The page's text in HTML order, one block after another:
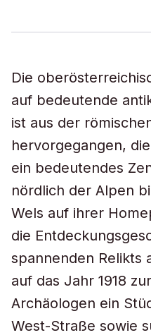
Die
auf bedeutende
ist aus der
hervorgegangen,
ein bedeutendes
nördlich der Alpen
Wels auf ihrer
die
spannenden Relikts
auf das Jahr 1918
Archäologen ein
West-Straße sowie